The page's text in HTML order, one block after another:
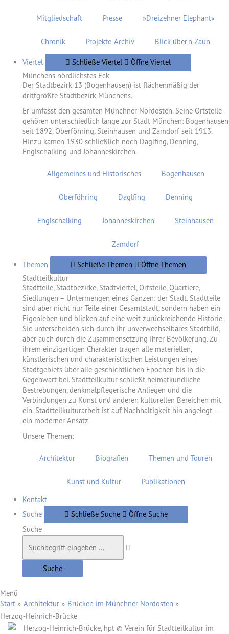
Mitgliedschaft Presse »Dreizehner Elephant«
Chronik Projekte-Archiv Blick über’n Zaun
Viertel Schließe Viertel
Öffne Viertel
Münchens nördlichstes Eck
Der Stadtbezirk 13 (Bogenhausen) ist flächenmäßig der
drittgrößte Stadtbezirk Münchens.
Er umfasst den gesamten Münchner Nordosten. Seine Ortsteile
gehören unterschiedlich lange zur Stadt München: Bogenhausen
seit 1892, Oberföhring, Steinhausen und Zamdorf seit 1913.
Hinzu kamen 1930 schließlich noch Daglfing, Denning,
Englschalking und Johanneskirchen.
Allgemeines und Historisches Bogenhausen
Oberföhring Daglfing Denning
Englschalking Johanneskirchen Steinhausen
Zamdorf
Themen Schließe Themen
Öffne Themen
Stadtteilkultur
Stadtteile, Stadtbezirke, Stadtviertel, Ortsteile, Quartiere,
Siedlungen – Untermengen eines Ganzen: der Stadt. Stadtteile
sind aber nicht nur Teile einer Gesamtstadt, sondern haben ein
Eigenleben und blicken auf eine weit zurückreichende Historie.
Sie unterscheiden sich durch ihr unverwechselbares Stadtbild,
aber auch durch die Zusammensetzung ihrer Bevölkerung. Zu
ihrem einzigartigen Charakter tragen alle materiellen,
künstlerischen und charakteristischen Leistungen eines
Stadtgebiets über alle geschichtlichen Epochen bis in die
Gegenwart bei. Stadtteilkultur schließt heimatkundliche
Bestrebungen, denkmalpflegerische Anliegen und die
Verbindungen zu Kunst und anderen kulturellen Bereichen mit
ein. Stadtteilkulturarbeit ist auf Nachhaltigkeit hin angelegt –
ein moderner Ansatz.
Unsere Themen:
Architektur Biografien Themen und Touren
Kunst und Kultur
Publikationen
Kontakt
Suche
Schließe Suche
Öffne Suche
Suche
Suche
Menü
Start
Architektur
Brücken im Münchner Nordosten
Herzog-Heinrich-Brücke